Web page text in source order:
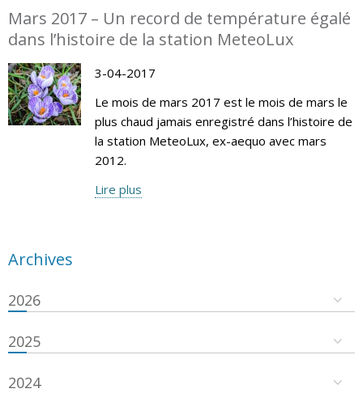
Mars 2017 – Un record de température égalé
dans l’histoire de la station MeteoLux
3-04-2017
Le mois de mars 2017 est le mois de mars le
plus chaud jamais enregistré dans l’histoire de
la station MeteoLux, ex-aequo avec mars
2012.
Lire plus
Archives
2026
2025
2024